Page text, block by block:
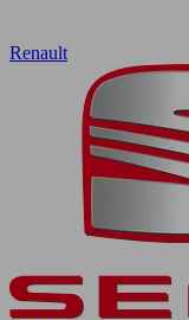
Renault